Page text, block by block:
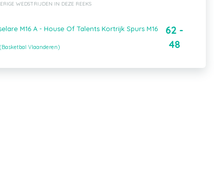
WEDSTRIJDEN IN DEZE REEKS
M16 A - House Of Talents Kortrijk Spurs M16
Vlaanderen)
62 -
48